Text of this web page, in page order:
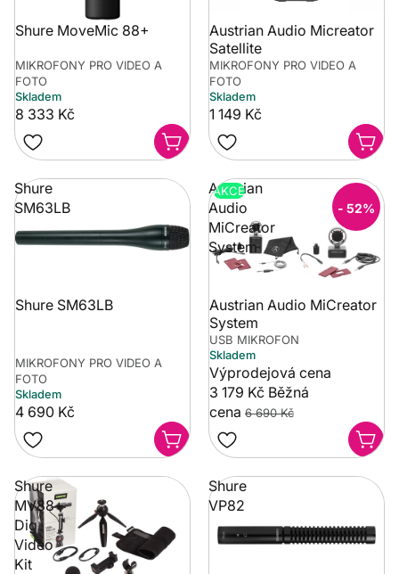
Shure MoveMic 88+
MIKROFONY PRO VIDEO A
FOTO
Skladem
8 333 Kč
Austrian Audio Micreator
Satellite
MIKROFONY PRO VIDEO A
FOTO
Skladem
1 149 Kč
Shure
SM63LB
Shure SM63LB
MIKROFONY PRO VIDEO A
FOTO
Skladem
4 690 Kč
Austrian
Audio
MiCreator
System
AKCE
- 52%
Austrian Audio MiCreator
System
USB MIKROFON
Skladem
Výprodejová cena
3 179 Kč Běžná
cena 6 690 Kč
Shure
MV88+
Dig
Video
Kit
Shure
VP82